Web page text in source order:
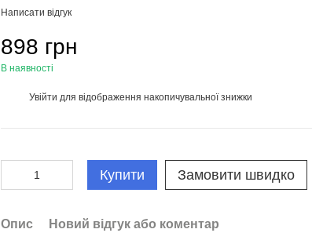
Написати відгук
898 грн
В наявності
Увійти для відображення накопичувальної знижки
Купити Замовити швидко
Опис Новий відгук або коментар